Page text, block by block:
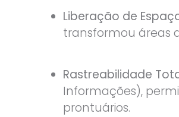
Liberação de
transformou áreas
Rastreabilidade
Informações),
prontuários.